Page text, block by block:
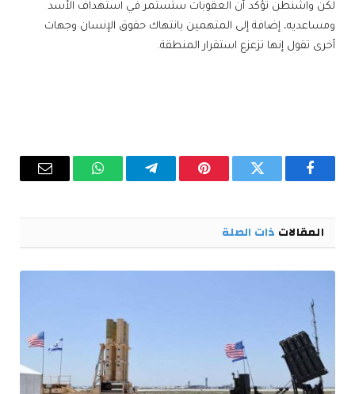
لكن واشنطن تؤكد أن العقوبات ستستمر في استهداف الأسد
ومساعديه، إضافة إلى المتهمين بانتهاك حقوق الإنسان وجهات
أخرى تقول إنها تزعزع استقرار المنطقة.
فيسبوك تويتر بينتيريستتيلقرام واتساب البريد
المقالات ذات الصلة